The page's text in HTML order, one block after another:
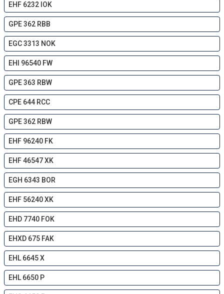
EHF 6232 IOK
GPE 362 RBB
EGC 3313 NOK
EHI 96540 FW
GPE 363 RBW
CPE 644 RCC
GPE 362 RBW
EHF 96240 FK
EHF 46547 XK
EGH 6343 BOR
EHF 56240 ХK
EHD 7740 FOK
EHXD 675 FAK
EHL 6645 X
EHL 6650 P